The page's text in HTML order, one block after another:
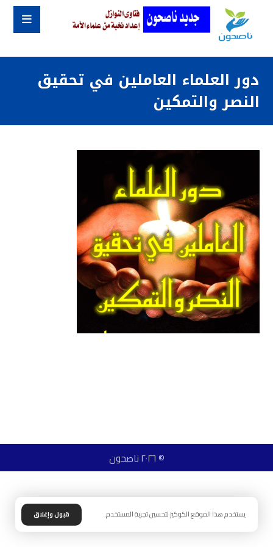
دور العلماء العاملين في تحقيق
النصر والتمكين
© ٢٠٢٦ ناصحون
يستخدم هذا الموقع الكوكيز لتحسين تجربة المستخدم. قبول وإغلاق